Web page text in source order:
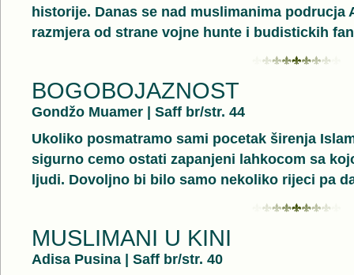
historije. Danas se nad muslimanima podrucja
razmjera od strane vojne hunte i budistickih
BOGOBOJAZNOST
Gondžo Muamer
Saff br/str. 44
Ukoliko posmatramo sami pocetak širenja
sigurno cemo ostati zapanjeni lahkocom sa
ljudi. Dovoljno bi bilo samo nekoliko rijeci pa
MUSLIMANI U KINI
Adisa Pusina Saff br/str. 40